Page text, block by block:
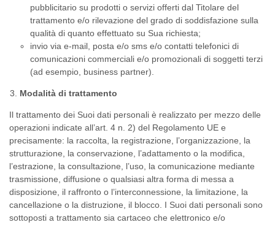
pubblicitario su prodotti o servizi offerti dal Titolare del
trattamento e/o rilevazione del grado di soddisfazione sulla
qualità di quanto effettuato su Sua richiesta;
invio via e-mail, posta e/o sms e/o contatti telefonici di
comunicazioni commerciali e/o promozionali di soggetti terzi
(ad esempio, business partner).
Modalità di trattamento
Il trattamento dei Suoi dati personali è realizzato per mezzo delle
operazioni indicate all’art. 4 n. 2) del Regolamento UE e
precisamente: la raccolta, la registrazione, l’organizzazione, la
strutturazione, la conservazione, l’adattamento o la modifica,
l’estrazione, la consultazione, l’uso, la comunicazione mediante
trasmissione, diffusione o qualsiasi altra forma di messa a
disposizione, il raffronto o l’interconnessione, la limitazione, la
cancellazione o la distruzione, il blocco. I Suoi dati personali sono
sottoposti a trattamento sia cartaceo che elettronico e/o